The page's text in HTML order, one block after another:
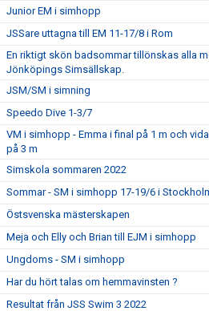
Junior EM i simhopp
JSSare uttagna till EM 11-17/8 i Rom
En riktigt skön badsommar tillönskas alla
Jönköpings Simsällskap.
JSM/SM i simning
Speedo Dive 1-3/7
VM i simhopp - Emma i final på 1 m och
på 3 m
Simskola sommaren 2022
Sommar - SM i simhopp 17-19/6 i
Östsvenska mästerskapen
Meja och Elly och Brian till EJM i simhopp
Ungdoms - SM i simhopp
Har du hört talas om hemmavinsten ?
Resultat från JSS Swim 3 2022